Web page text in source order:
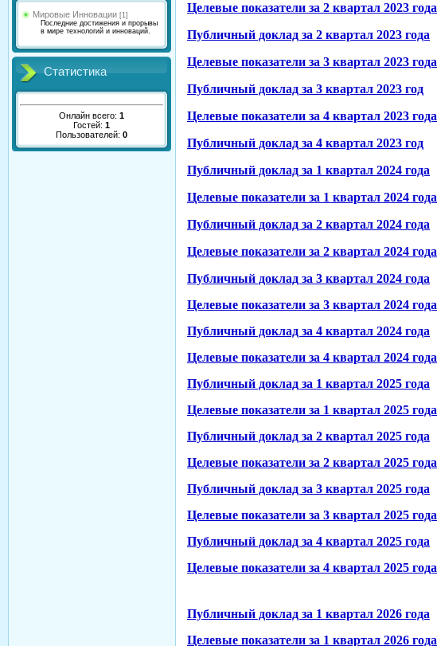
Мировые Инновации [1]
Последние достижения и прорывы
в мире технологий и инноваций.
Статистика
Онлайн всего: 1
Гостей: 1
Пользователей: 0
Целевые показатели за 2 квартал 2023 года
Публичный доклад за 2 квартал 2023 года
Целевые показатели за 3 квартал 2023 года
Публичный доклад за 3 квартал 2023 год
Целевые показатели за 4 квартал 2023 года
Публичный доклад за 4 квартал 2023 год
Публичный доклад за 1 квартал 2024 года
Целевые показатели за 1 квартал 2024 года
Публичный доклад за 2 квартал 2024 года
Целевые показатели за 2 квартал 2024 года
Публичный доклад за 3 квартал 2024 года
Целевые показатели за 3 квартал 2024 года
Публичный доклад за 4 квартал 2024 года
Целевые показатели за 4 квартал 2024 года
Публичный доклад за 1 квартал 2025 года
Целевые показатели за 1 квартал 2025 года
Публичный доклад за 2 квартал 2025 года
Целевые показатели за 2 квартал 2025 года
Публичный доклад за 3 квартал 2025 года
Целевые показатели за 3 квартал 2025 года
Публичный доклад за 4 квартал 2025 года
Целевые показатели за 4 квартал 2025 года
Публичный доклад за 1 квартал 2026 года
Целевые показатели за 1 квартал 2026 года